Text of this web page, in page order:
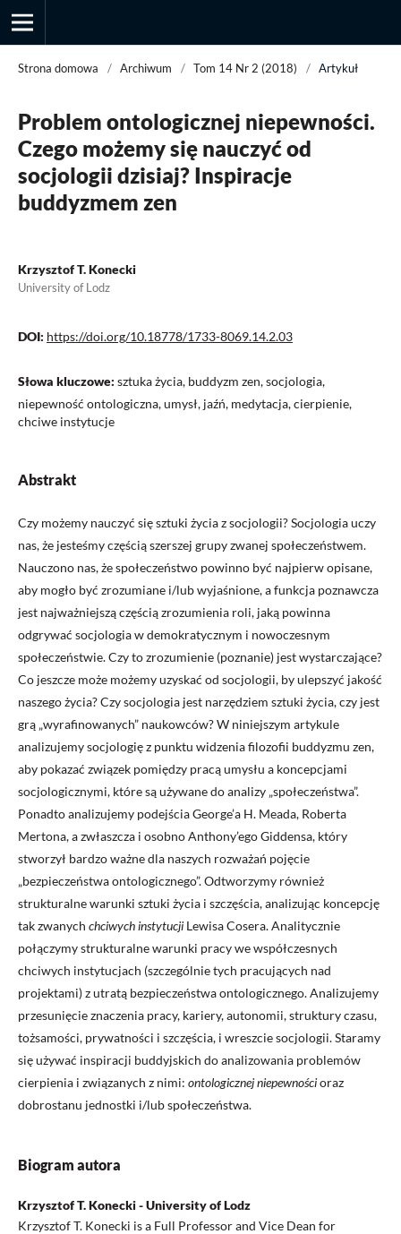
Przegląd Socjologii Jakościowej
Strona domowa / Archiwum / Tom 14 Nr 2 (2018) / Artykuł
Problem ontologicznej niepewności.
Czego możemy się nauczyć od
socjologii dzisiaj? Inspiracje
buddyzmem zen
Krzysztof T. Konecki
University of Lodz
DOI: https://doi.org/10.18778/1733-8069.14.2.03
Słowa kluczowe: sztuka życia, buddyzm zen, socjologia,
niepewność ontologiczna, umysł, jaźń, medytacja, cierpienie,
chciwe instytucje
Abstrakt
Czy możemy nauczyć się sztuki życia z socjologii? Socjologia uczy
nas, że jesteśmy częścią szerszej grupy zwanej społeczeństwem.
Nauczono nas, że społeczeństwo powinno być najpierw opisane,
aby mogło być zrozumiane i/lub wyjaśnione, a funkcja poznawcza
jest najważniejszą częścią zrozumienia roli, jaką powinna
odgrywać socjologia w demokratycznym i nowoczesnym
społeczeństwie. Czy to zrozumienie (poznanie) jest wystarczające?
Co jeszcze może możemy uzyskać od socjologii, by ulepszyć jakość
naszego życia? Czy socjologia jest narzędziem sztuki życia, czy jest
grą „wyrafinowanych” naukowców? W niniejszym artykule
analizujemy socjologię z punktu widzenia filozofii buddyzmu zen,
aby pokazać związek pomiędzy pracą umysłu a koncepcjami
socjologicznymi, które są używane do analizy „społeczeństwa”.
Ponadto analizujemy podejścia George’a H. Meada, Roberta
Mertona, a zwłaszcza i osobno Anthony’ego Giddensa, który
stworzył bardzo ważne dla naszych rozważań pojęcie
„bezpieczeństwa ontologicznego”. Odtworzymy również
strukturalne warunki sztuki życia i szczęścia, analizując koncepcję
tak zwanych chciwych instytucji Lewisa Cosera. Analitycznie
połączymy strukturalne warunki pracy we współczesnych
chciwych instytucjach (szczególnie tych pracujących nad
projektami) z utratą bezpieczeństwa ontologicznego. Analizujemy
przesunięcie znaczenia pracy, kariery, autonomii, struktury czasu,
tożsamości, prywatności i szczęścia, i wreszcie socjologii. Staramy
się używać inspiracji buddyjskich do analizowania problemów
cierpienia i związanych z nimi: ontologicznej niepewnościoraz
dobrostanu jednostki i/lub społeczeństwa.
Biogram autora
Krzysztof T. Konecki - University of Lodz
Krzysztof T. Konecki is a Full Professor and Vice Dean for